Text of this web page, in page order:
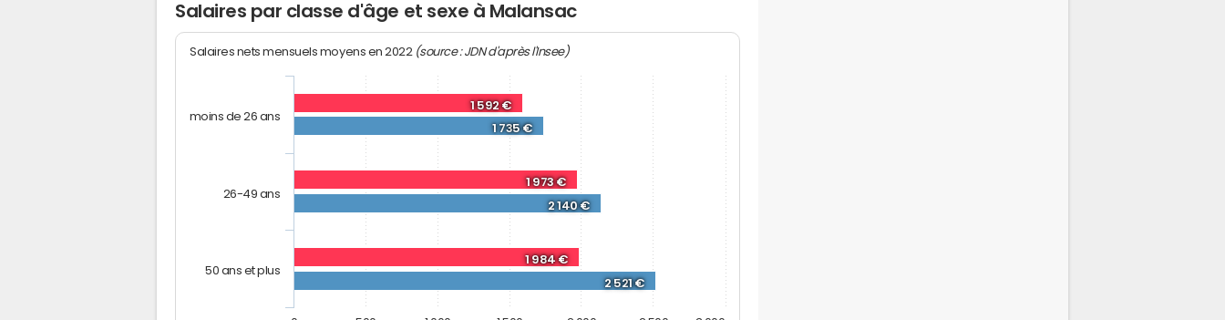
Salaires par classe d'âge et sexe à Malansac
Salaires nets mensuels moyens en 2022 (source : JDN d'après l'Insee)
1 592 €
1 973 €
1 984 €
1 735 €
2 140 €
2 521 €
moins de 26 ans
26-49 ans
50 ans et plus